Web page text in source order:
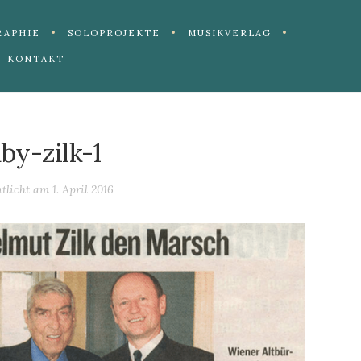
SOLOPROJEKTE MUSIKVERLAG
KONTAKT
zilk-1
am 1. April 2016